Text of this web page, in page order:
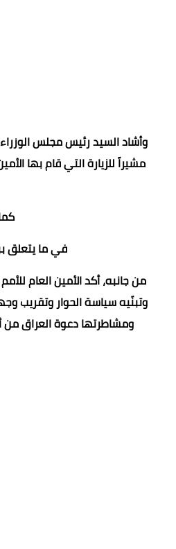
وأشاد السيد رئيس مجلس
مشيراً للزيارة التي قام بها
في ما يتعلق
من جانبه، أكد الأمين العام
وتبنّيه سياسة الحوار وتقريب
ومشاطرتها دعوة العراق من